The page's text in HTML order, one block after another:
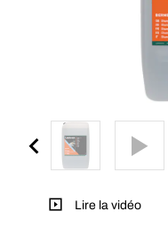
Lire la vidéo